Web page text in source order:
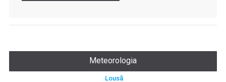
Meteorologia